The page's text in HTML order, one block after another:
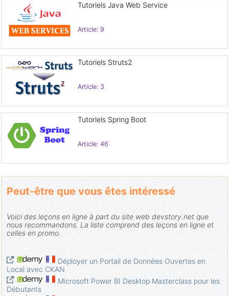
Tutoriels Java Web Service
Article: 9
Tutoriels Struts2
Article: 3
Tutoriels Spring Boot
Article: 46
Peut-être que vous êtes intéressé
Voici des leçons en ligne à part du site web devstory.net que
nous recommandons. La liste comprend des leçons en ligne et
celles en promo.
Déployer un Portail de Données Ouvertes en
Local avec CKAN
Microsoft Power BI Desktop Masterclass pour les
Débutants